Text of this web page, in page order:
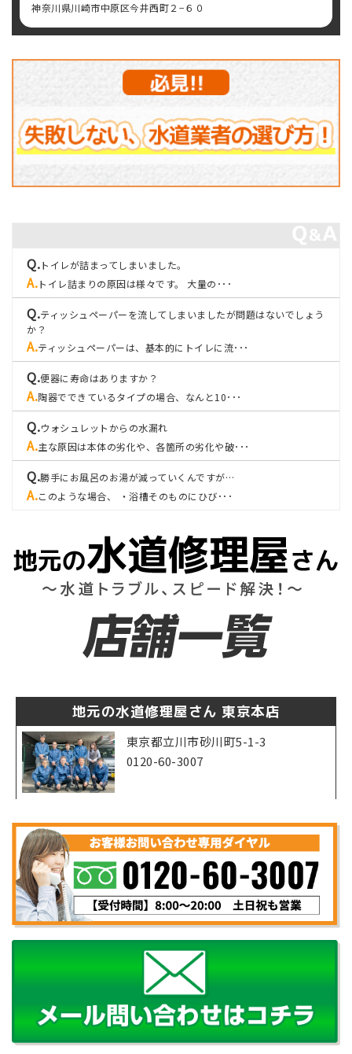
神奈川県川崎市中原区今井西町２−６０
トイレが詰まってしまいました。
トイレ詰まりの原因は様々です。 大量の･･･
ティッシュペーパーを流してしまいましたが問題はないでしょう
か？
ティッシュペーパーは、基本的にトイレに流･･･
便器に寿命はありますか？
陶器でできているタイプの場合、なんと10･･･
ウォシュレットからの水漏れ
主な原因は本体の劣化や、各箇所の劣化や破･･･
勝手にお風呂のお湯が減っていくんですが…
このような場合、 ・浴槽そのものにひび･･･
地元の水道修理屋さん 東京本店
東京都立川市砂川町5-1-3
0120-60-3007